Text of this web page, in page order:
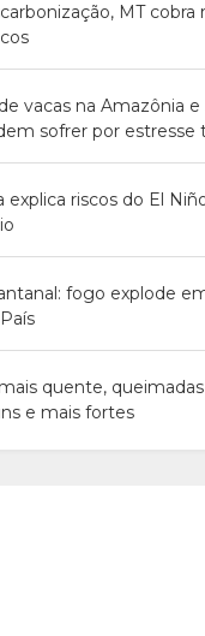
MT cobra
vacas na Amazônia e
sofrer por estresse
explica riscos do El
fogo explode
quente,
e mais fortes